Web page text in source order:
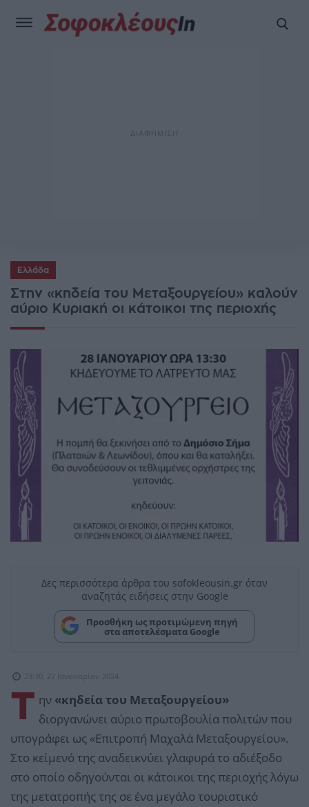
Ελλάδα
Στην «κηδεία του Μεταξουργείου» καλούν
αύριο Κυριακή οι κάτοικοι της περιοχής
Δες περισσότερα άρθρα του sofokleousin.gr όταν
αναζητάς ειδήσεις στην Google
Προσθήκη ως προτιμώμενη πηγή
στα αποτελέσματα Google
23:30, 27 Ιανουαρίου 2024
Τ ην «κηδεία του Μεταξουργείου»
διοργανώνει αύριο πρωτοβουλία πολιτών που
υπογράφει ως «Επιτροπή Μαχαλά Μεταξουργείου».
Στο κείμενό της αναδεικνύει γλαφυρά το αδιέξοδο
στο οποίο οδηγούνται οι κάτοικοι της περιοχής λόγω
της μετατροπής της σε ένα μεγάλο τουριστικό